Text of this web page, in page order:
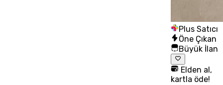
Plus Satıcı
Öne Çıkan
Büyük İlan
Elden al,
kartla öde!